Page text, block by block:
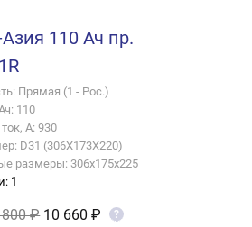
110 Ач пр.
Прямая (1 - Рос.)
110
А: 930
D31 (306X173X220)
размеры: 306x175x225
1
₽ 10 660 ₽ ?